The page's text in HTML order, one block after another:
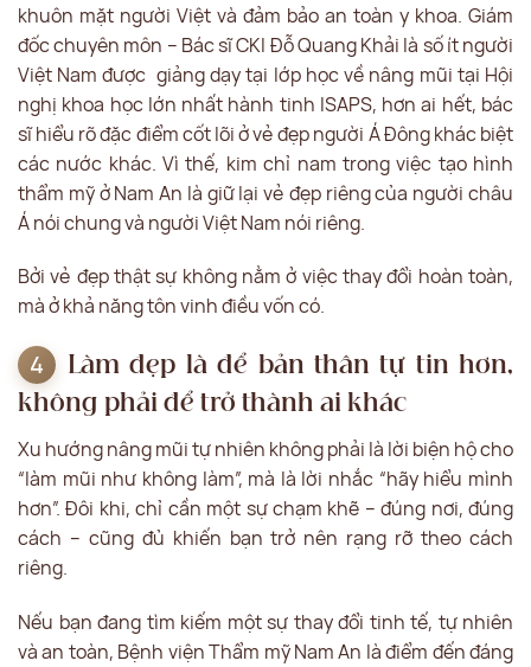
khuôn mặt người Việt và đảm bảo an toàn y khoa. Giám
đốc chuyên môn – Bác sĩ CKI Đỗ Quang Khải là số ít người
Việt Nam được giảng dạy tại lớp học về nâng mũi tại Hội
nghị khoa học lớn nhất hành tinh ISAPS, hơn ai hết, bác
sĩ hiểu rõ đặc điểm cốt lõi ở vẻ đẹp người Á Đông khác biệt
các nước khác. Vì thế, kim chỉ nam trong việc tạo hình
thẩm mỹ ở Nam An là giữ lại vẻ đẹp riêng của người châu
Á nói chung và người Việt Nam nói riêng.
Bởi vẻ đẹp thật sự không nằm ở việc thay đổi hoàn toàn,
mà ở khả năng tôn vinh điều vốn có.
Làm đẹp là để bản thân tự tin hơn,
không phải để trở thành ai khác
Xu hướng nâng mũi tự nhiên không phải là lời biện hộ cho
“làm mũi như không làm”, mà là lời nhắc “hãy hiểu mình
hơn”. Đôi khi, chỉ cần một sự chạm khẽ – đúng nơi, đúng
cách – cũng đủ khiến bạn trở nên rạng rỡ theo cách
riêng.
Nếu bạn đang tìm kiếm một sự thay đổi tinh tế, tự nhiên
và an toàn, Bệnh viện Thẩm mỹ Nam An là điểm đến đáng